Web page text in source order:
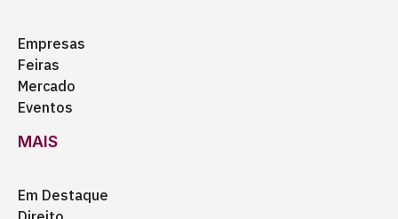
Empresas
Feiras
Mercado
Eventos
MAIS
Em Destaque